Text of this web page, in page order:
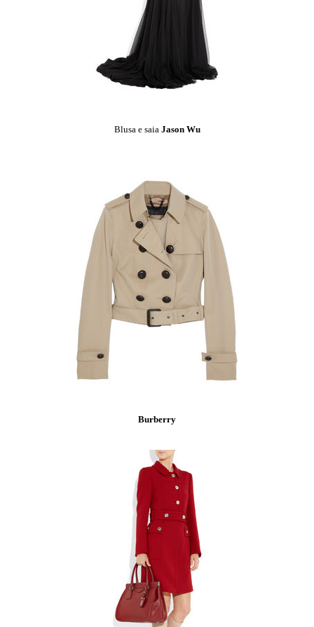
Blusa e saia Jason Wu
Burberry